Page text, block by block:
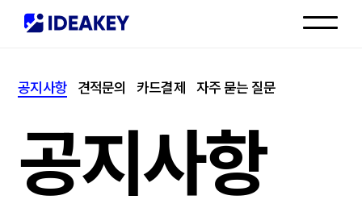
고객센터
공지사항 견적문의 카드결제 자주 묻는 질문
공지사항